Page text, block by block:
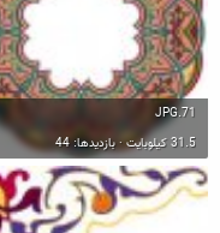
71.JPG
31.5 کیلوبایت · بازدیدها: 44